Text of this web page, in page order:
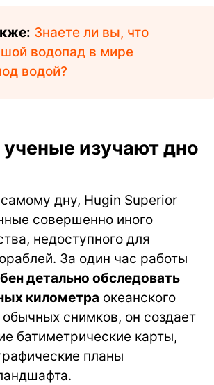
Знаете ли вы, что
водопад в мире
водой?
ученые изучают дно
дну, Hugin Superior
совершенно иного
недоступного для
За один час работы
детально обследовать
километра океанского
снимков, он создает
батиметрические карты,
планы